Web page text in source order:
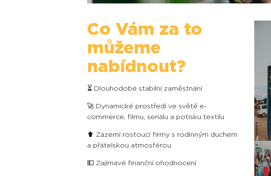
Co Vám za to
můžeme
nabídnout?
⏳ Dlouhodobé stabilní zaměstnání
🚀 Dynamické prostředí ve světě e-
commerce, filmu, seriálu a potisku textilu
⬆️ Zázemí rostoucí firmy s rodinným duchem
a přátelskou atmosférou
💵 Zajímavé finanční ohodnocení